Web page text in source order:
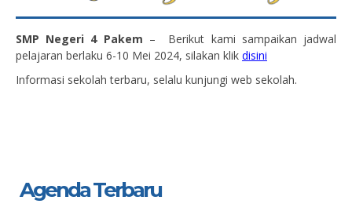
SMP Negeri 4 Pakem – Berikut kami sampaikan jadwal
pelajaran berlaku 6-10 Mei 2024, silakan klik disini
Informasi sekolah terbaru, selalu kunjungi web sekolah.
Agenda Terbaru